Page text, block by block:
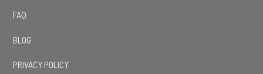
FAQ
BLOG
PRIVACY POLICY